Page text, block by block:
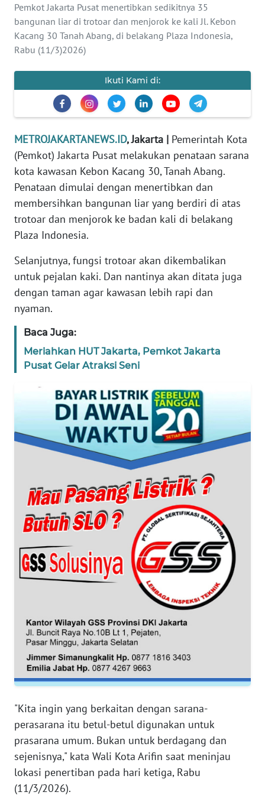
Pemkot Jakarta Pusat menertibkan sedikitnya 35
bangunan liar di trotoar dan menjorok ke kali Jl. Kebon
Kacang 30 Tanah Abang, di belakang Plaza Indonesia,
Rabu (11/3)2026)
Ikuti Kami di:
METROJAKARTANEWS.ID, Jakarta | Pemerintah Kota
(Pemkot) Jakarta Pusat melakukan penataan sarana
kota kawasan Kebon Kacang 30, Tanah Abang.
Penataan dimulai dengan menertibkan dan
membersihkan bangunan liar yang berdiri di atas
trotoar dan menjorok ke badan kali di belakang
Plaza Indonesia.
Selanjutnya, fungsi trotoar akan dikembalikan
untuk pejalan kaki. Dan nantinya akan ditata juga
dengan taman agar kawasan lebih rapi dan
nyaman.
Baca Juga:
Meriahkan HUT Jakarta, Pemkot Jakarta
Pusat Gelar Atraksi Seni
"Kita ingin yang berkaitan dengan sarana-
perasarana itu betul-betul digunakan untuk
prasarana umum. Bukan untuk berdagang dan
sejenisnya," kata Wali Kota Arifin saat meninjau
lokasi penertiban pada hari ketiga, Rabu
(11/3/2026).
IKLAN
TENTANG
KAMI
MEDIA
REDAKSI
KARIR
DISCLAIMER
Wahana
News
WN
SUMUT
JAKARTA
WN
WN
KEPRI
WN
PAPUA
WN
RIAU
WN
WN
JAMBI
WN
SULTRA